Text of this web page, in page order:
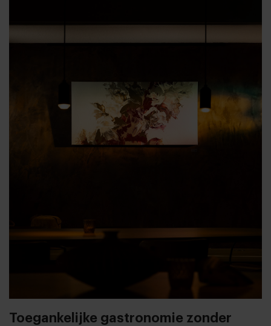
Toegankelijke gastronomie zonder